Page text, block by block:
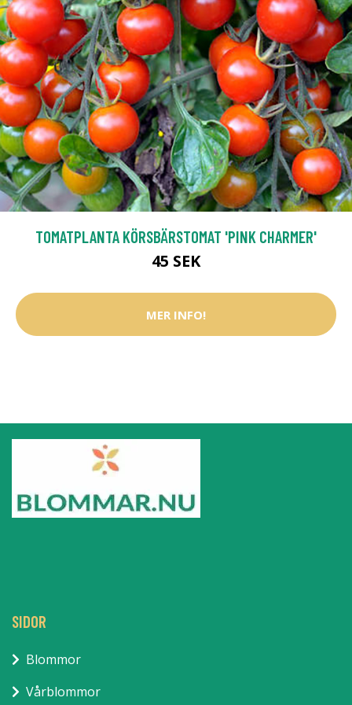
TOMATPLANTA KÖRSBÄRSTOMAT 'PINK CHARMER'
45 SEK
MER INFO!
SIDOR
Blommor
Vårblommor